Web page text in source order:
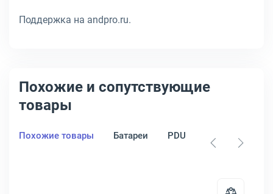
Поддержка на andpro.ru.
Похожие и сопутствующие
товары
Похожие товары Батареи PDU